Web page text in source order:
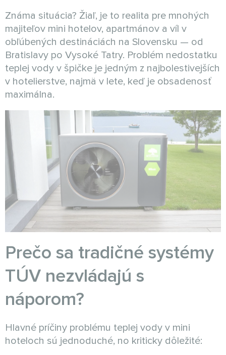
Známa situácia? Žiaľ, je to realita pre mnohých
majiteľov mini hotelov, apartmánov a víl v
obľúbených destináciách na Slovensku — od
Bratislavy po Vysoké Tatry. Problém nedostatku
teplej vody v špičke je jedným z najbolestivejších
v hotelierstve, najmä v lete, keď je obsadenosť
maximálna.
Prečo sa tradičné systémy
TÚV nezvládajú s
náporom?
Hlavné príčiny problému teplej vody v mini
hoteloch sú jednoduché, no kriticky dôležité: